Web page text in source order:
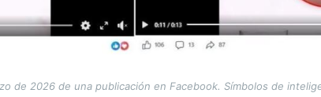
de 2026 de una publicación en Facebook. Símbolos de